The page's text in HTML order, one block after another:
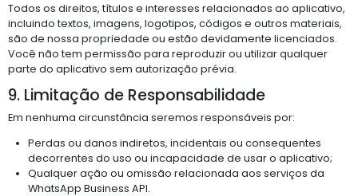
Todos os direitos, títulos e interesses relacionados ao aplicativo,
incluindo textos, imagens, logotipos, códigos e outros materiais,
são de nossa propriedade ou estão devidamente licenciados.
Você não tem permissão para reproduzir ou utilizar qualquer
parte do aplicativo sem autorização prévia.
9. Limitação de Responsabilidade
Em nenhuma circunstância seremos responsáveis por:
Perdas ou danos indiretos, incidentais ou consequentes
decorrentes do uso ou incapacidade de usar o aplicativo;
Qualquer ação ou omissão relacionada aos serviços da
WhatsApp Business API.